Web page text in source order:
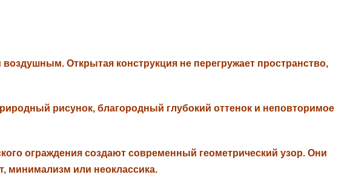
Открытая конструкция не перегружает пространство,
рисунок, благородный глубокий оттенок и неповторимое
ограждения создают современный геометрический узор. Они
минимализм или неоклассика.